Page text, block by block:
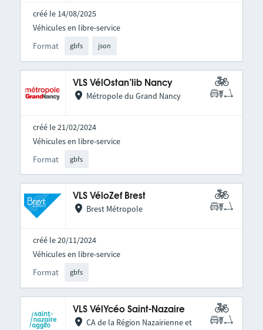
créé le 14/08/2025
Format gbfs json
Véhicules en libre-service
VLS VélOstan’lib Nancy
Métropole du Grand Nancy
créé le 21/02/2024
Format gbfs
Véhicules en libre-service
VLS VéloZef Brest
Brest Métropole
créé le 20/11/2024
Format gbfs
Véhicules en libre-service
VLS VélYcéo Saint-Nazaire
CA de la Région Nazairienne et